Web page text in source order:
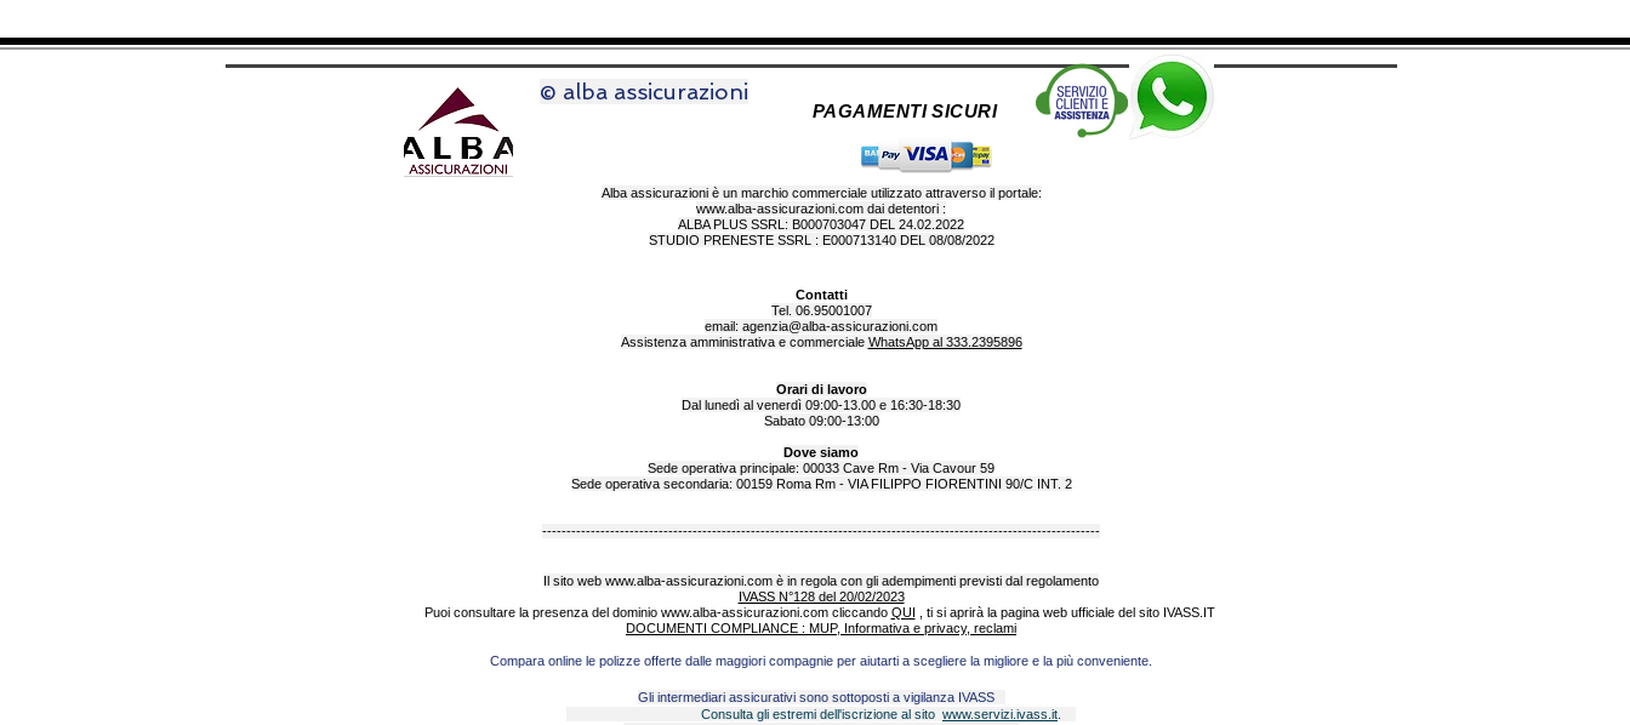
© alba assicurazioni
PAGAMENTI SICURI
Alba assicurazioni è un marchio commerciale utilizzato attraverso il portale:
www.alba-assicurazioni.com dai detentori :
ALBA PLUS SSRL: B000703047 DEL 24.02.2022
STUDIO PRENESTE SSRL : E000713140 DEL 08/08/2022
Contatti
Tel. 06.95001007
email: agenzia@alba-assicurazioni.com
Assistenza amministrativa e commerciale WhatsApp al 333.2395896
Orari di lavoro
Dal lunedì al venerdì 09:00-13.00 e 16:30-18:30
Sabato 09:00-13:00
Dove siamo
Sede operativa principale: 00033 Cave Rm - Via Cavour 59
Sede operativa secondaria: 00159 Roma Rm - VIA FILIPPO FIORENTINI 90/C INT. 2
-------------------------------------------------------------------------------------------------------------------
Il sito web www.alba-assicurazioni.com è in regola con gli adempimenti previsti dal regolamento
IVASS N°128 del 20/02/2023
Puoi consultare la presenza del dominio www.alba-assicurazioni.comcliccando QUI , ti si aprirà la pagina web ufficiale del sito IVASS.IT
DOCUMENTI COMPLIANCE : MUP, Informativa e privacy, reclami
Compara online le polizze offerte dalle maggiori compagnie per aiutarti a scegliere la migliore e la più conveniente.
Gli intermediari assicurativi sono sottoposti a vigilanza IVASS
Consulta gli estremi dell'iscrizione al sito www.servizi.ivass.it